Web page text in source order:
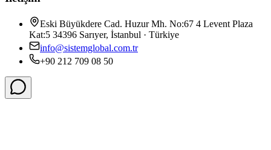
Eski Büyükdere Cad. Huzur Mh. No:67 4 Levent Plaza
Kat:5 34396 Sarıyer, İstanbul · Türkiye
info@sistemglobal.com.tr
+90 212 709 08 50